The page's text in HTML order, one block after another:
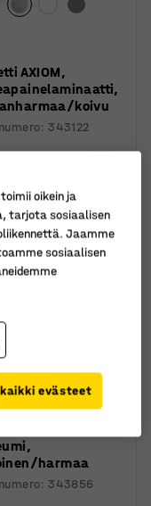
AXIOM,
koivu
: 343122
useita eri
harmaa
: 343856
oikein ja
tarjota sosiaalisen
Jaamme
sosiaalisen
evästeet